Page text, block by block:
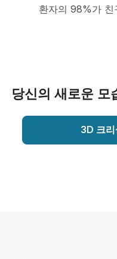
환자의 98%가 친
당신의 새로운 모
3D 크